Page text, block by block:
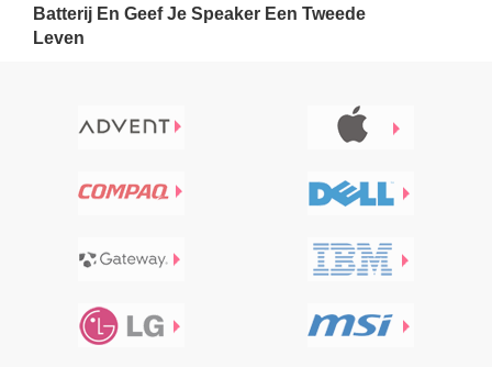
Batterij En Geef Je Speaker Een Tweede
Leven